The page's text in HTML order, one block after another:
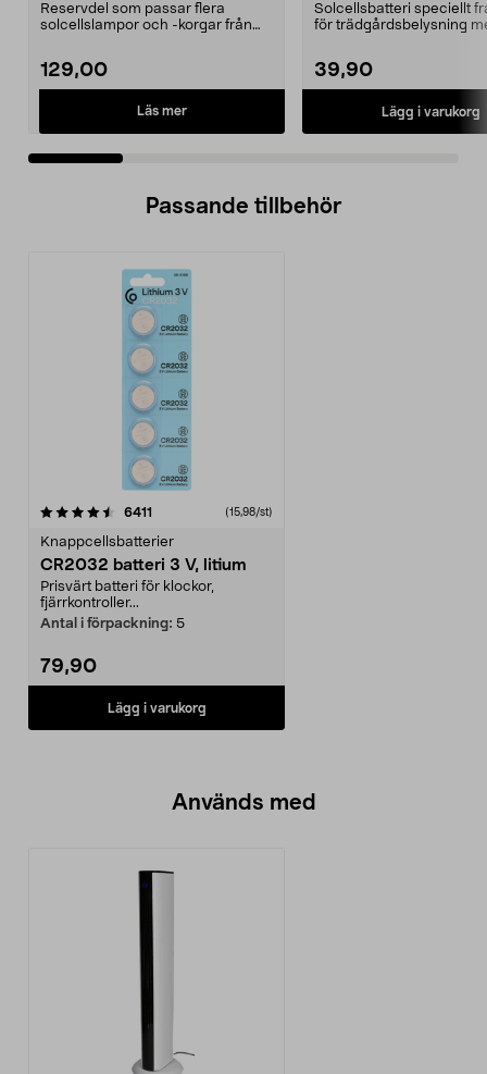
Reservdel som passar flera
solcellslampor och -korgar från
129,00
Läs mer
pack
Solcellsbatteri speciellt
för trädgårdsbelysning
39,90
Lägg i varukorg
Passande tillbehör
6411 (15,98/st)
Knappcellsbatterier
CR2032 batteri 3 V, litium
Prisvärt batteri för klockor,
fjärrkontroller...
Antal i förpackning: 5
79,90
Lägg i varukorg
Används med